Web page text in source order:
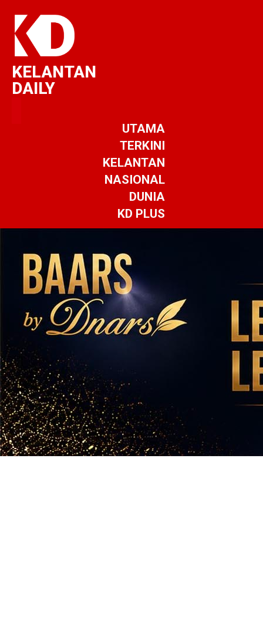
KELANTAN
DAILY
UTAMA
TERKINI
KELANTAN
NASIONAL
DUNIA
KD PLUS